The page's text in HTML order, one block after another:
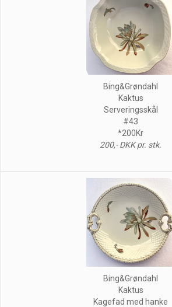
Bing&Grøndahl
Kaktus
Serveringsskål
#43
*200Kr
200,- DKK pr. stk.
Bing&Grøndahl
Kaktus
Kagefad med hanke